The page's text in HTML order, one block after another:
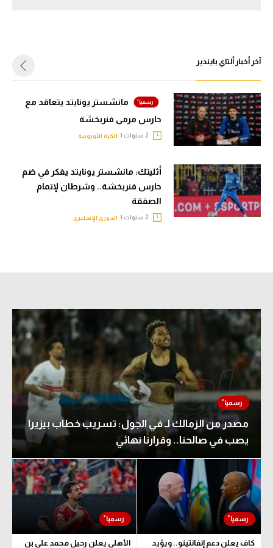
أمم إفريقيا
كرة سلة
كرة يد
الوطن العربي
في المونديال
أقسام خاصة
Gamers
ميركاتو
تحقيق في الجول
تقرير في الجول
تحليل في الجول
حكايات في الجول
كويز في الجول
فيديو في الجول
آخر أخبار ألتاي بايندير
مانشستر يونايتد يتعاقد مع
حارس مرمى فنربخشة
الكرة الأوروبية
أثليتك: مانشستر يونايتد يفكر في ضم
حارس فنربخشة.. وشرطان لإتمام
الصفقة
الدوري الإنجليزي
مصدر من الزمالك لـ في الجول: تسريب خطاب بيزيرا
يصب في صالحنا.. وقرارنا نهائي
كاف يعلن دعم إنفانتينو.. ويؤيد
الأهلي يعلن رحيل محمد علي بن